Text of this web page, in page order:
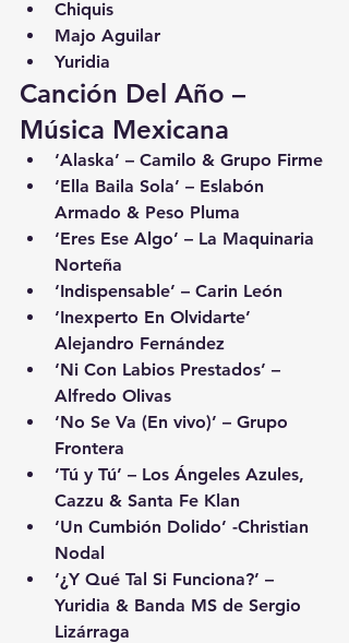
Chiquis
Majo Aguilar
Yuridia
Canción Del Año –
Música Mexicana
‘Alaska’ – Camilo & Grupo Firme
‘Ella Baila Sola’ – Eslabón
Armado & Peso Pluma
‘Eres Ese Algo’ – La Maquinaria
Norteña
‘Indispensable’ – Carin León
‘Inexperto En Olvidarte’
Alejandro Fernández
‘Ni Con Labios Prestados’ –
Alfredo Olivas
‘No Se Va (En vivo)’ – Grupo
Frontera
‘Tú y Tú’ – Los Ángeles Azules,
Cazzu & Santa Fe Klan
‘Un Cumbión Dolido’ -Christian
Nodal
‘¿Y Qué Tal Si Funciona?’ –
Yuridia & Banda MS de Sergio
Lizárraga